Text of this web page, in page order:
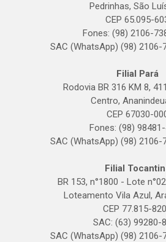
Pedrinhas, São
CEP 65.095-
Fones: (98) 2106-
SAC (WhatsApp) (98) 2106-
Filial Pará
Rodovia BR 316 KM 8,
Centro,
CEP 67030-
Fones: (98)
SAC (WhatsApp) (98) 2106-
Filial
BR 153, n°1800 - Lote
Loteamento Vila Azul,
CEP 77.815-
SAC: (63) 99280-
SAC (WhatsApp) (98) 2106-